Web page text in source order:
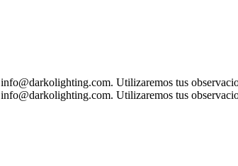
info@darkolighting.com. Utilizaremos tus
info@darkolighting.com. Utilizaremos tus